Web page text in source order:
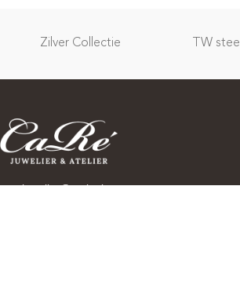
Zilver Collectie TW steel
carejuwelier@outlook.com